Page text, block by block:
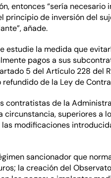
entonces “sería
de inversión del
añade.
estudie la medida que
pagos a sus
5 del Artículo 228 del
de la Ley de
contratistas de la
circunstancia, superiores a
modificaciones
sancionador que
la creación del